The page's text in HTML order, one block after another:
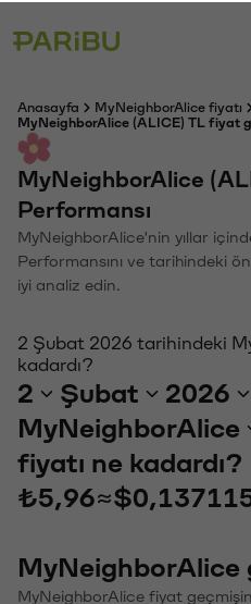
Anasayfa
MyNeighborAlice fiyatı
MyNeighborAlice (ALICE) TL fiyat
MyNeighborAlice
Performansı
MyNeighborAlice'nin yıllar
Performansını ve tarihindeki
iyi analiz edin.
2 Şubat 2026 tarihindeki
kadardı?
2 Şubat 2026
MyNeighborAlice
fiyatı ne kadardı?
₺5,96≈
MyNeighborAlice
MyNeighborAlice fiyat